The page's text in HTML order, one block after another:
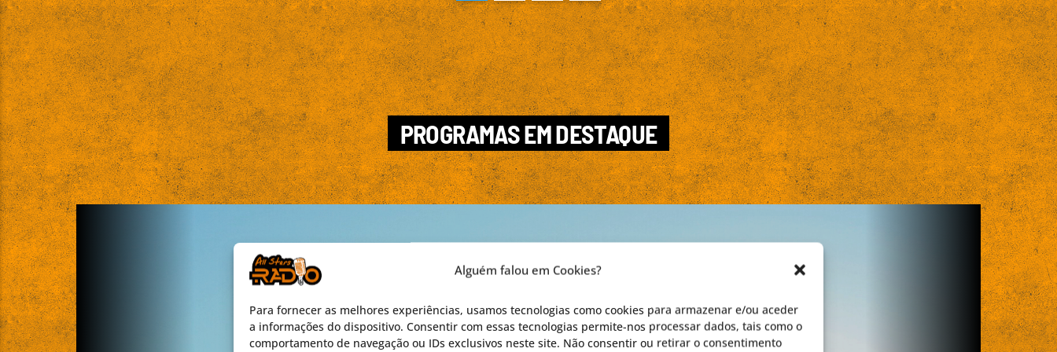
Alguém falou em Cookies?
Para fornecer as melhores experiências, usamos tecnologias como cookies para armazenar e/ou aceder
a informações do dispositivo. Consentir com essas tecnologias permite-nos processar dados, tais como o
comportamento de navegação ou IDs exclusivos neste site. Não consentir ou retirar o consentimento
PROGRAMAS EM DESTAQUE